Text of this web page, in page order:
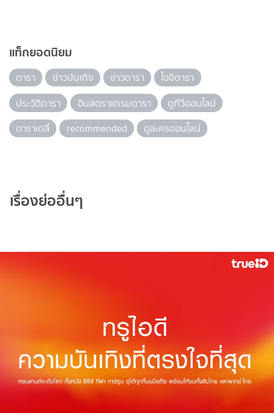
แท็กยอดนิยม
ดารา ข่าวบันเทิง ข่าวดารา
ไอจีดารา
ประวัติดารา
อินสตราแกรมดารา
ดูทีวีออนไลน์
ดาราเดลี่
recommended ดูละครออนไลน์
เรื่องย่ออื่นๆ